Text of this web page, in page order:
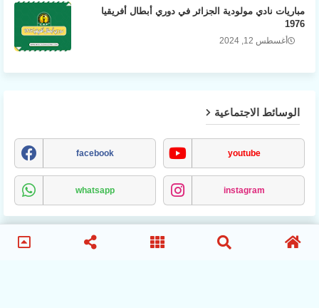
مباريات نادي مولودية الجزائر في دوري أبطال أفريقيا
1976
أغسطس 12, 2024
الوسائط الاجتماعية
facebook youtube
whatsapp instagram